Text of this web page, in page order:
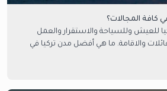
كافة المجالات؟
للعيش وللسياحة والاستقرار والعمل
والاقامة. ما هي أفضل مدن تركيا في